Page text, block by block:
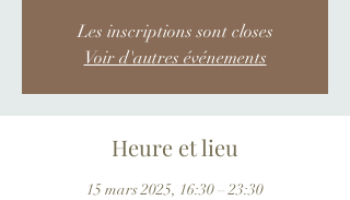
Les inscriptions sont closes
Voir d'autres événements
Heure et lieu
15 mars 2025, 16:30 – 23:30